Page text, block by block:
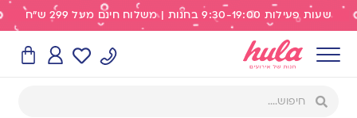
שעות פעילות 9:30-19:00 בחנות | משלוח חינם מעל 299 ש"ח